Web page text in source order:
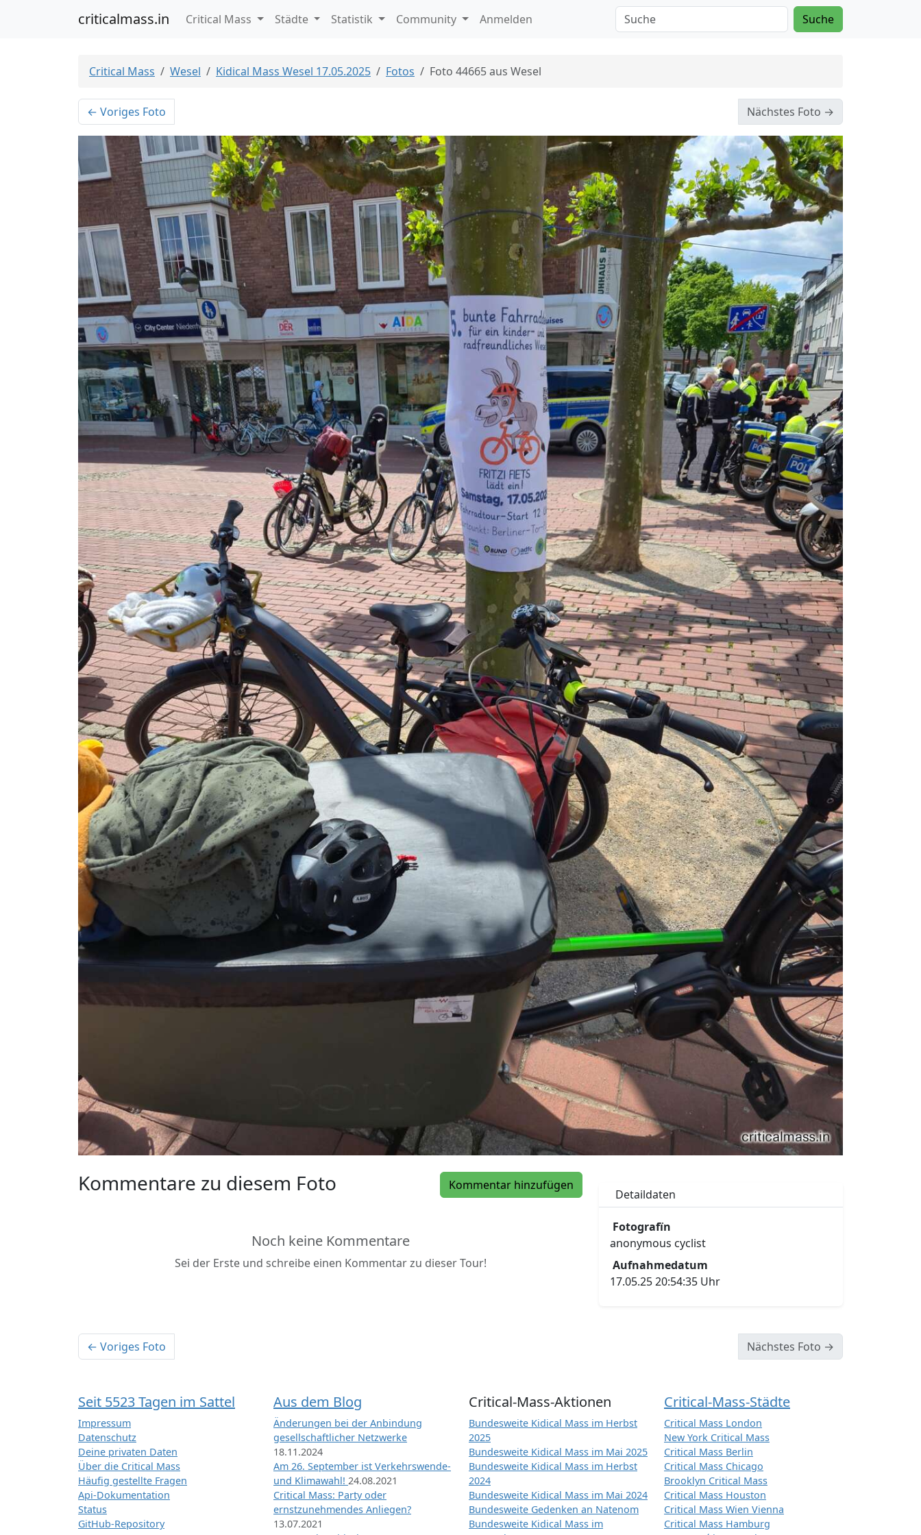
criticalmass.in Critical Mass Städte Statistik Community Anmelden Suche
Critical Mass Wesel Kidical Mass Wesel 17.05.2025 Fotos Foto 44665 aus Wesel
← Voriges Foto Nächstes Foto →
Kommentar hinzufügen
Kommentare zu diesem Foto
Noch keine Kommentare
Sei der Erste und schreibe einen Kommentar zu dieser Tour!
Detaildaten
Fotografïn
anonymous cyclist
Aufnahmedatum
17.05.25 20:54:35 Uhr
← Voriges Foto Nächstes Foto →
Seit 5523 Tagen im Sattel
Impressum
Datenschutz
Deine privaten Daten
Über die Critical Mass
Häufig gestellte Fragen
Api-Dokumentation
Status
GitHub-Repository
Aus dem Blog
Änderungen bei der Anbindung
gesellschaftlicher Netzwerke
18.11.2024
Am 26. September ist Verkehrswende-
und Klimawahl! 24.08.2021
Critical Mass: Party oder
ernstzunehmendes Anliegen?
13.07.2021
Critical-Mass-Aktionen
Bundesweite Kidical Mass im Herbst
2025
Bundesweite Kidical Mass im Mai 2025
Bundesweite Kidical Mass im Herbst
2024
Bundesweite Kidical Mass im Mai 2024
Bundesweite Gedenken an Natenom
Bundesweite Kidical Mass im
Critical-Mass-Städte
Critical Mass London
New York Critical Mass
Critical Mass Berlin
Critical Mass Chicago
Brooklyn Critical Mass
Critical Mass Houston
Critical Mass Wien Vienna
Critical Mass Hamburg